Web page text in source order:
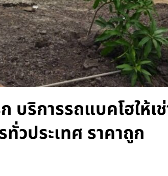
ริการรถแบคโฮให้เ
วประเทศ ราคาถูก